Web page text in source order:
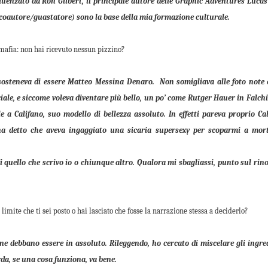
guastatore) sono la base della mia formazione culturale.
non hai ricevuto nessun pizzino?
di essere Matteo Messina Denaro. Non somigliava alle foto note
e siccome voleva diventare più bello, un po’ come Rutger Hauer in
Califano, suo modello di bellezza assoluto. In effetti pareva proprio
detto che aveva ingaggiato una sicaria supersexy per scoparmi a
quello che scrivo io o chiunque altro. Qualora mi sbagliassi, punto sul
che ti sei posto o hai lasciato che fosse la narrazione stessa a deciderlo?
debbano essere in assoluto. Rileggendo, ho cercato di miscelare gli
se una cosa funziona, va bene.